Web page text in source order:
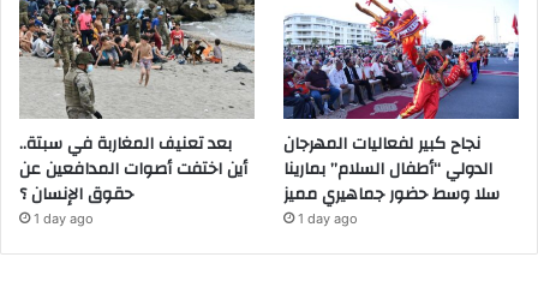
بعد تعنيف المغاربة في سبتة..
أين اختفت أصوات المدافعين عن
حقوق الإنسان ؟
1 day ago
نجاح كبير لفعاليات المهرجان
الدولي “أطفال السلام” بمارينا
سلا وسط حضور جماهيري مميز
1 day ago